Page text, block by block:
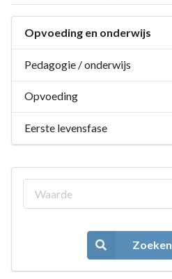
Opvoeding en onderwijs
Pedagogie / onderwijs
Opvoeding
Eerste levensfase
Zoeken